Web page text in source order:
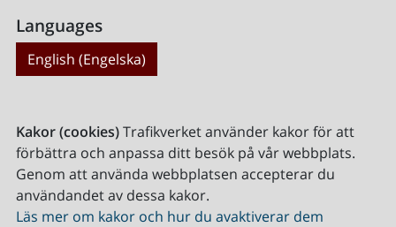
Languages
English (Engelska)
Kakor (cookies)Trafikverket använder kakor för att
förbättra och anpassa ditt besök på vår webbplats.
Genom att använda webbplatsen accepterar du
användandet av dessa kakor.
Läs mer om kakor och hur du avaktiverar dem